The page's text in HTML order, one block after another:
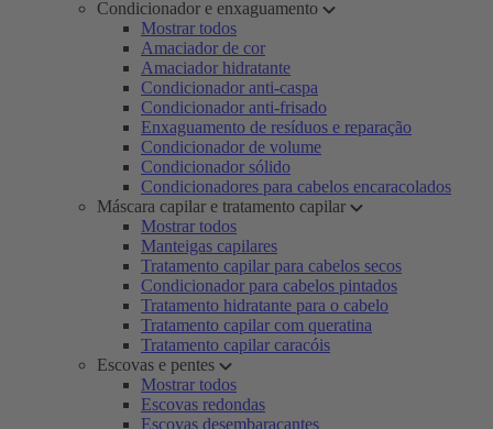
Condicionador e enxaguamento
Mostrar todos
Amaciador de cor
Amaciador hidratante
Condicionador anti-caspa
Condicionador anti-frisado
Enxaguamento de resíduos e reparação
Condicionador de volume
Condicionador sólido
Condicionadores para cabelos encaracolados
Máscara capilar e tratamento capilar
Mostrar todos
Manteigas capilares
Tratamento capilar para cabelos secos
Condicionador para cabelos pintados
Tratamento hidratante para o cabelo
Tratamento capilar com queratina
Tratamento capilar caracóis
Escovas e pentes
Mostrar todos
Escovas redondas
Escovas desembaraçantes